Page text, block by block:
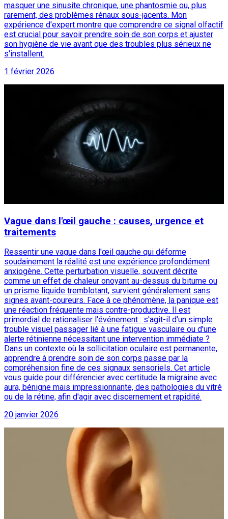
masquer une sinusite chronique, une phantosmie ou, plus
rarement, des problèmes rénaux sous-jacents. Mon
expérience d'expert montre que comprendre ce signal olfactif
est crucial pour savoir prendre soin de son corps et ajuster
son hygiène de vie avant que des troubles plus sérieux ne
s'installent.
1 février 2026
Vague dans l'œil gauche : causes, urgence et
traitements
Ressentir une vague dans l'œil gauche qui déforme
soudainement la réalité est une expérience profondément
anxiogène. Cette perturbation visuelle, souvent décrite
comme un effet de chaleur onoyant au-dessus du bitume ou
un prisme liquide tremblotant, survient généralement sans
signes avant-coureurs. Face à ce phénomène, la panique est
une réaction fréquente mais contre-productive. Il est
primordial de rationaliser l'événement : s'agit-il d'un simple
trouble visuel passager lié à une fatigue vasculaire ou d'une
alerte rétinienne nécessitant une intervention immédiate ?
Dans un contexte où la sollicitation oculaire est permanente,
apprendre à prendre soin de son corps passe par la
compréhension fine de ces signaux sensoriels. Cet article
vous guide pour différencier avec certitude la migraine avec
aura, bénigne mais impressionnante, des pathologies du vitré
ou de la rétine, afin d'agir avec discernement et rapidité.
20 janvier 2026